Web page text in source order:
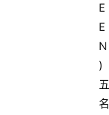
E
E
N
)
五
名